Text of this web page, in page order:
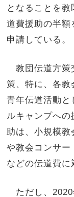
となることを
道費援助の半額
申請している。
教団伝道方策
策、特に、各教
青年伝道活動
ルキャンプへ
助は、小規模
や教会コンサー
などの伝道費に
ただし、2020